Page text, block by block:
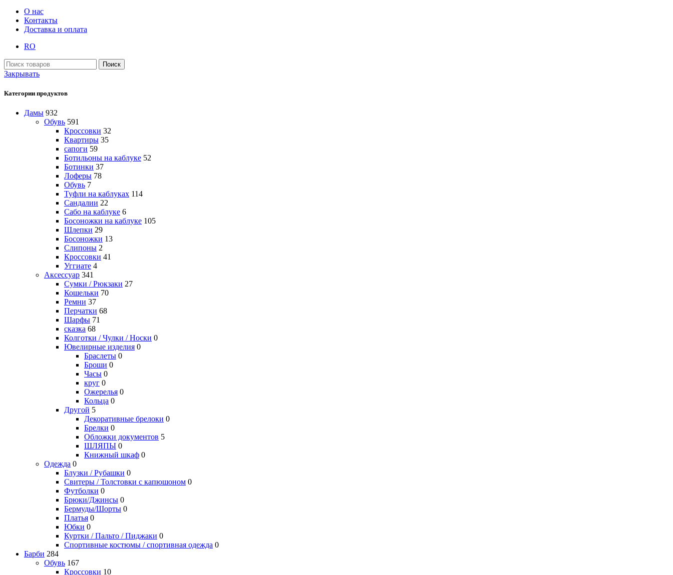
О нас
Контакты
Доставка и оплата
RO
Поиск
Закрывать
Категории продуктов
Дамы 932
Обувь 591
Кроссовки 32
Квартиры 35
сапоги 59
Ботильоны на каблуке 52
Ботинки 37
Лоферы 78
Обувь 7
Туфли на каблуках 114
Сандалии 22
Сабо на каблуке 6
Босоножки на каблуке 105
Шлепки 29
Босоножки 13
Слипоны 2
Кроссовки 41
Уггиате 4
Аксессуар 341
Сумки / Рюкзаки 27
Кошельки 70
Ремни 37
Перчатки 68
Шарфы 71
сказка 68
Колготки / Чулки / Носки 0
Ювелирные изделия 0
Браслеты 0
Броши 0
Часы 0
круг 0
Ожерелья 0
Кольца 0
Другой 5
Декоративные брелоки 0
Брелки 0
Обложки документов 5
ШЛЯПЫ 0
Книжный шкаф 0
Одежда 0
Блузки / Рубашки 0
Свитеры / Толстовки с капюшоном 0
Футболки 0
Брюки/Джинсы 0
Бермуды/Шорты 0
Платья 0
Юбки 0
Куртки / Пальто / Пиджаки 0
Спортивные костюмы / спортивная одежда 0
Барби 284
Обувь 167
Кроссовки 10